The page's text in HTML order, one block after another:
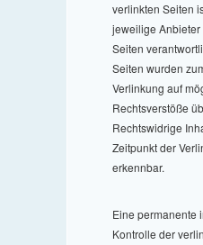
verlinkten Seiten
jeweilige
Seiten
Seiten wurden
Verlinkung auf
Rechtsverstöße
Rechtswidrige
Zeitpunkt der
erkennbar.
Eine permanente
Kontrolle der